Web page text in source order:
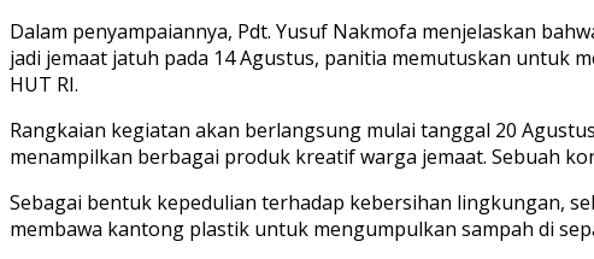
Dalam penyampaiannya, Pdt. Yusuf Nakmofa menjelaskan
jadi jemaat jatuh pada 14 Agustus, panitia memutuskan untuk
HUT RI.
Rangkaian kegiatan akan berlangsung mulai tanggal 20
menampilkan berbagai produk kreatif warga jemaat. Sebuah
Sebagai bentuk kepedulian terhadap kebersihan lingkungan,
membawa kantong plastik untuk mengumpulkan sampah di